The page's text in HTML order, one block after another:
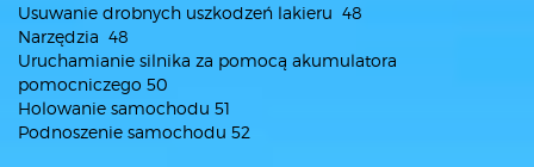
Usuwanie drobnych uszkodzeń lakieru 48
Narzędzia 48
Uruchamianie silnika za pomocą akumulatora
pomocniczego 50
Holowanie samochodu 51
Podnoszenie samochodu 52